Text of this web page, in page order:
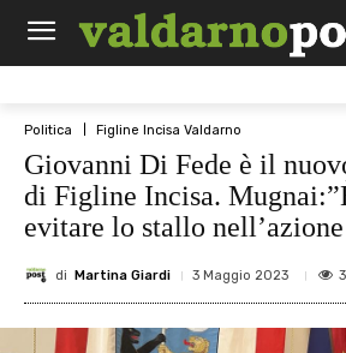
Politica Figline Incisa Valdarno
Giovanni Di Fede è il
di Figline Incisa.
evitare lo stallo
di Martina Giardi 3 Maggio 2023